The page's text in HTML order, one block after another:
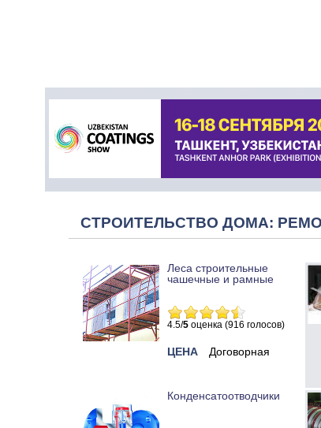
СТРОИТЕЛЬСТВО ДОМА:
Леса строительные
чашечные и рамные
4.5/5 оценка (916 голосов)
ЦЕНА Договорная
Конденсатоотводчики